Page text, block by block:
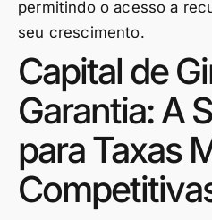
permitindo o acesso a
seu crescimento.
Capital de
Garantia: A
para Taxas